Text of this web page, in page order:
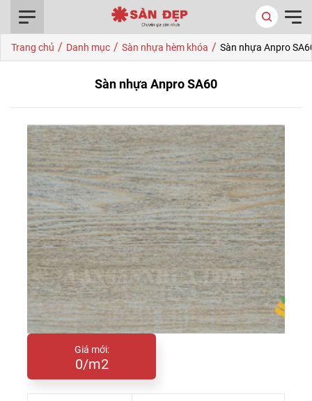
Trang chủ / Danh mục / Sàn nhựa hèm khóa / Sàn nhựa Anpro
Sàn nhựa Anpro SA60
Giá mới:
0/m2